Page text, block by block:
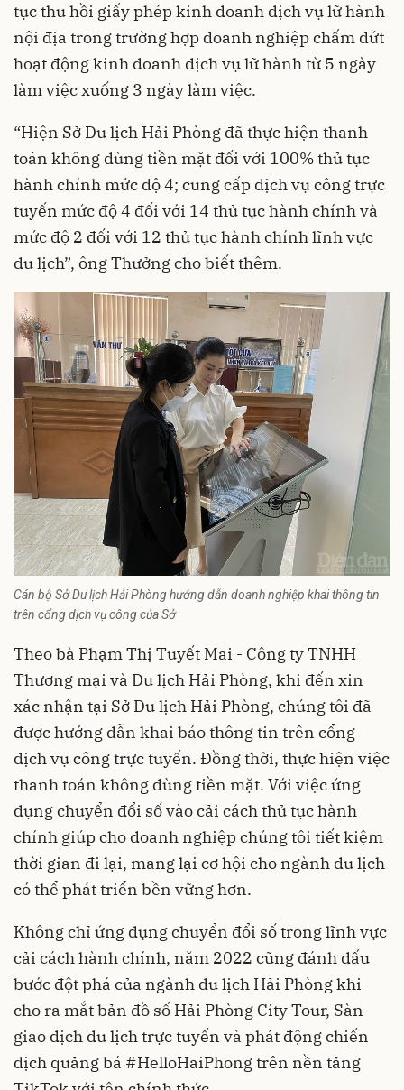
tục thu hồi giấy phép kinh doanh dịch vụ lữ hành
nội địa trong trường hợp doanh nghiệp chấm dứt
hoạt động kinh doanh dịch vụ lữ hành từ 5 ngày
làm việc xuống 3 ngày làm việc.
“Hiện Sở Du lịch Hải Phòng đã thực hiện thanh
toán không dùng tiền mặt đối với 100% thủ tục
hành chính mức độ 4; cung cấp dịch vụ công trực
tuyến mức độ 4 đối với 14 thủ tục hành chính và
mức độ 2 đối với 12 thủ tục hành chính lĩnh vực
du lịch”, ông Thưởng cho biết thêm.
Cán bộ Sở Du lịch Hải Phòng hướng dẫn doanh nghiệp khai thông tin
trên cổng dịch vụ công của Sở
Theo bà Phạm Thị Tuyết Mai - Công ty TNHH
Thương mại và Du lịch Hải Phòng, khi đến xin
xác nhận tại Sở Du lịch Hải Phòng, chúng tôi đã
được hướng dẫn khai báo thông tin trên cổng
dịch vụ công trực tuyến. Đồng thời, thực hiện việc
thanh toán không dùng tiền mặt. Với việc ứng
dụng chuyển đổi số vào cải cách thủ tục hành
chính giúp cho doanh nghiệp chúng tôi tiết kiệm
thời gian đi lại, mang lại cơ hội cho ngành du lịch
có thể phát triển bền vững hơn.
Không chỉ ứng dụng chuyển đổi số trong lĩnh vực
cải cách hành chính, năm 2022 cũng đánh dấu
bước đột phá của ngành du lịch Hải Phòng khi
cho ra mắt bản đồ số Hải Phòng City Tour, Sàn
giao dịch du lịch trực tuyến và phát động chiến
dịch quảng bá #HelloHaiPhong trên nền tảng